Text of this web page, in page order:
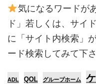
気になるワードが
ド」若しくは、サイ
に「サイト内検索」
ード検索してみて下
ADL QOL グループホーム